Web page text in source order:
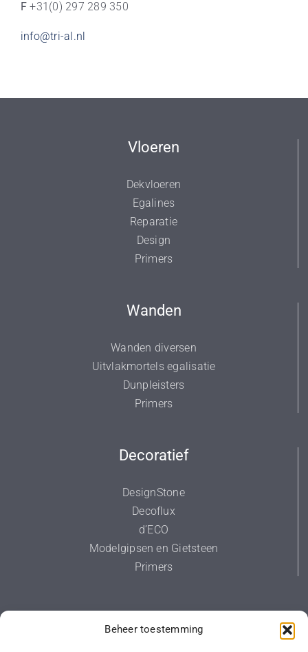
Beheer toestemming
F +31(0) 297 289 350
info@tri-al.nl
Vloeren
Dekvloeren
Egalines
Reparatie
Design
Primers
Wanden
Wanden diversen
Uitvlakmortels egalisatie
Dunpleisters
Primers
Decoratief
DesignStone
Decoflux
d’ECO
Modelgipsen en Gietsteen
Primers